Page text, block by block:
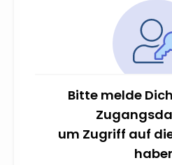
Bitte melde
um Zugriff auf